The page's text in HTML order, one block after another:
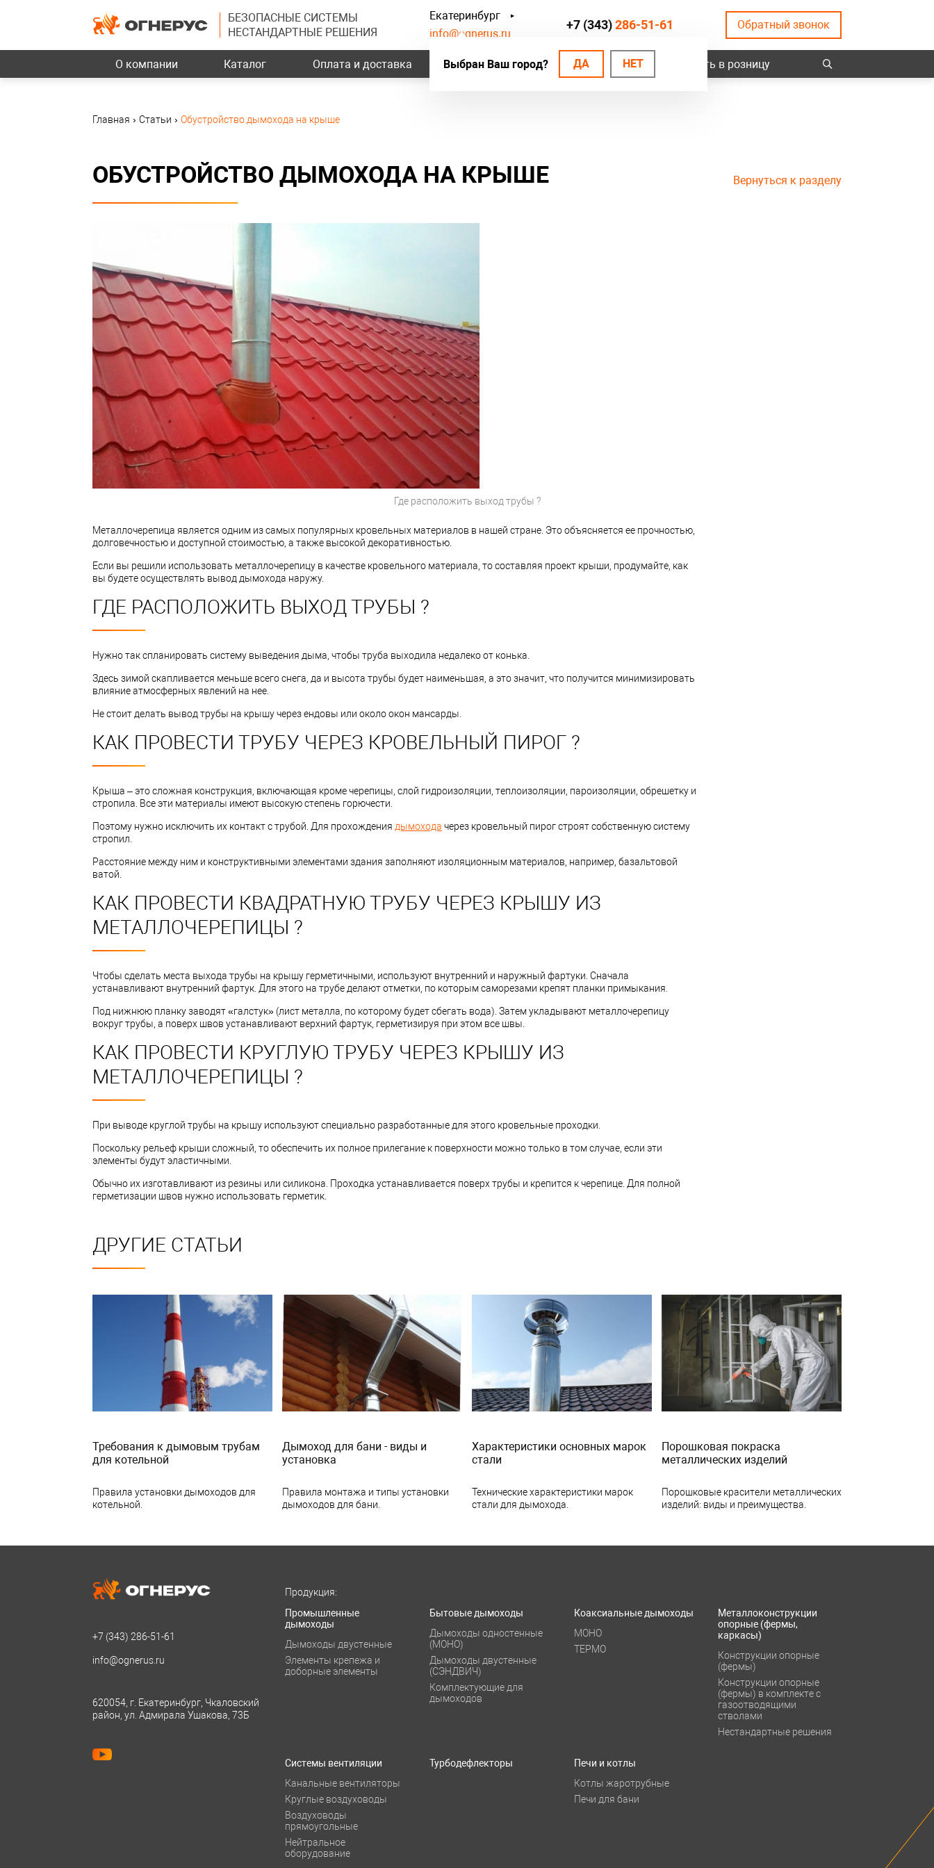
БЕЗОПАСНЫЕ СИСТЕМЫ
НЕСТАНДАРТНЫЕ РЕШЕНИЯ
Екатеринбург
Выбран Ваш город? ДА НЕТ
info@ognerus.ru
+7 (343)286-51-61 Обратный звонок
О компании Каталог Оплата и доставка Наши объекты Контакты Купить в розницу
Главная › Статьи › Обустройство дымохода на крыше
Вернуться к разделу
ОБУСТРОЙСТВО ДЫМОХОДА НА КРЫШЕ
Металлочерепица является одним из самых популярных кровельных материалов в нашей стране. Это объясняется ее прочностью,
долговечностью и доступной стоимостью, а также высокой декоративностью.
Если вы решили использовать металлочерепицу в качестве кровельного материала, то составляя проект крыши, продумайте, как
вы будете осуществлять вывод дымохода наружу.
ГДЕ РАСПОЛОЖИТЬ ВЫХОД ТРУБЫ ?
Нужно так спланировать систему выведения дыма, чтобы труба выходила недалеко от конька.
Здесь зимой скапливается меньше всего снега, да и высота трубы будет наименьшая, а это значит, что получится минимизировать
влияние атмосферных явлений на нее.
Не стоит делать вывод трубы на крышу через ендовы или около окон мансарды.
КАК ПРОВЕСТИ ТРУБУ ЧЕРЕЗ КРОВЕЛЬНЫЙ ПИРОГ ?
Крыша – это сложная конструкция, включающая кроме черепицы, слой гидроизоляции, теплоизоляции, пароизоляции, обрешетку и
стропила. Все эти материалы имеют высокую степень горючести.
Поэтому нужно исключить их контакт с трубой. Для прохождения дымохода через кровельный пирог строят собственную систему
стропил.
Расстояние между ним и конструктивными элементами здания заполняют изоляционным материалов, например, базальтовой
ватой.
КАК ПРОВЕСТИ КВАДРАТНУЮ ТРУБУ ЧЕРЕЗ КРЫШУ ИЗ
МЕТАЛЛОЧЕРЕПИЦЫ ?
Чтобы сделать места выхода трубы на крышу герметичными, используют внутренний и наружный фартуки. Сначала
устанавливают внутренний фартук. Для этого на трубе делают отметки, по которым саморезами крепят планки примыкания.
Под нижнюю планку заводят «галстук» (лист металла, по которому будет сбегать вода). Затем укладывают металлочерепицу
вокруг трубы, а поверх швов устанавливают верхний фартук, герметизируя при этом все швы.
КАК ПРОВЕСТИ КРУГЛУЮ ТРУБУ ЧЕРЕЗ КРЫШУ ИЗ
МЕТАЛЛОЧЕРЕПИЦЫ ?
При выводе круглой трубы на крышу используют специально разработанные для этого кровельные проходки.
Поскольку рельеф крыши сложный, то обеспечить их полное прилегание к поверхности можно только в том случае, если эти
элементы будут эластичными.
Обычно их изготавливают из резины или силикона. Проходка устанавливается поверх трубы и крепится к черепице. Для полной
герметизации швов нужно использовать герметик.
Где расположить выход трубы ?
ДРУГИЕ СТАТЬИ
Требования к дымовым трубам
для котельной
Правила установки дымоходов для
котельной.
Дымоход для бани - виды и
установка
Правила монтажа и типы установки
дымоходов для бани.
Характеристики основных марок
стали
Технические характеристики марок
стали для дымохода.
Порошковая покраска
металлических изделий
Порошковые красители металлических
изделий: виды и преимущества.
+7 (343) 286-51-61
info@ognerus.ru
620054, г. Екатеринбург, Чкаловский
район, ул. Адмирала Ушакова, 73Б
Продукция:
Промышленные
дымоходы
Дымоходы двустенные
Элементы крепежа и
доборные элементы
Бытовые дымоходы
Дымоходы одностенные
(МОНО)
Дымоходы двустенные
(СЭНДВИЧ)
Комплектующие для
дымоходов
Коаксиальные дымоходы
МОНО
ТЕРМО
Металлоконструкции
опорные (фермы,
каркасы)
Конструкции опорные
(фермы)
Конструкции опорные
(фермы) в комплекте с
газоотводящими
стволами
Нестандартные решения
Системы вентиляции
Канальные вентиляторы
Круглые воздуховоды
Воздуховоды
прямоугольные
Нейтральное
оборудование
Турбодефлекторы
Печи и котлы
Котлы жаротрубные
Печи для бани